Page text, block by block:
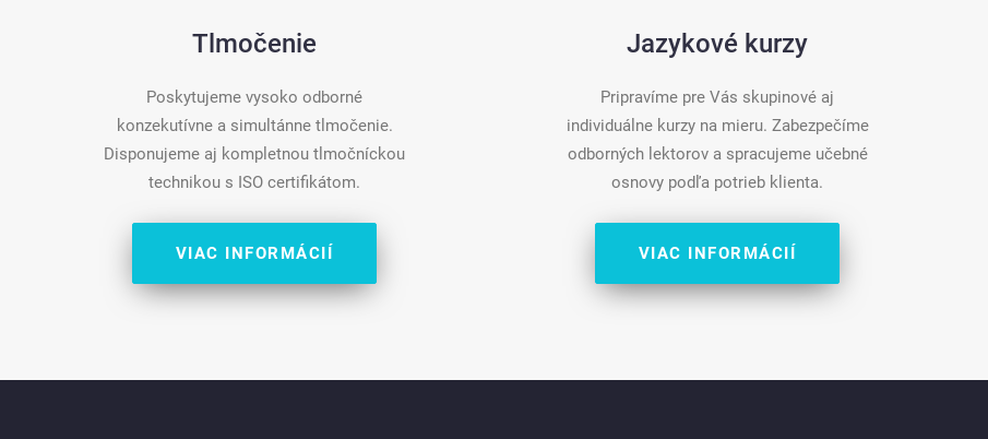
Tlmočenie
Poskytujeme vysoko odborné
konzekutívne a simultánne tlmočenie.
Disponujeme aj kompletnou tlmočníckou
technikou s ISO certifikátom.
VIAC INFORMÁCIÍ
Jazykové kurzy
Pripravíme pre Vás skupinové aj
individuálne kurzy na mieru. Zabezpečíme
odborných lektorov a spracujeme učebné
osnovy podľa potrieb klienta.
VIAC INFORMÁCIÍ